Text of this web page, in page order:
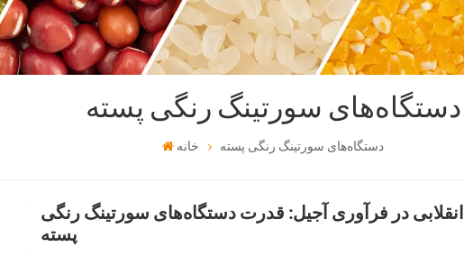
دستگاه‌های سورتینگ رنگی پسته
خانه دستگاه‌های سورتینگ رنگی پسته
انقلابی در فرآوری آجیل: قدرت دستگاه‌های سورتینگ رنگی
پسته